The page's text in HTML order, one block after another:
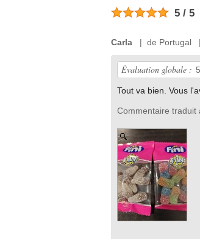
5 / 5
Carla | de Portugal |
Évaluation globale : 5
Tout va bien. Vous
Commentaire traduit